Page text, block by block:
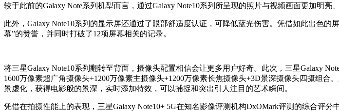
较于此前的Galaxy Note系列机型而言，通过Galaxy Note10系列所呈现的照片与视频画面更加明亮
此外，Galaxy Note10系列的显示屏还通过了眼部舒适度认证，可降低蓝光伤害。凭借如此出色的
幕”的赞誉，并同时打破了12项屏幕相关的记录。
将三星Galaxy Note10系列翻转至背面，摄像头配置相信会让更多用户好奇。此次，三星Galaxy
1600万像素超广角摄像头+1200万像素主摄像头+1200万像素长焦摄像头+3D景深摄像头四摄组
景虚化，获得电影般的景深，实时添加特效，可以捕捉和突出引人注目的艺术瞬间。
凭借在拍摄性能上的表现，三星Galaxy Note10+ 5G在知名影像评测机构DxOMark评测的综合评分